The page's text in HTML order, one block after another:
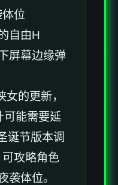
位
自由H
屏幕边缘弹
的更新，
可能需要延
诞节版本调
攻略角色
袭体位。